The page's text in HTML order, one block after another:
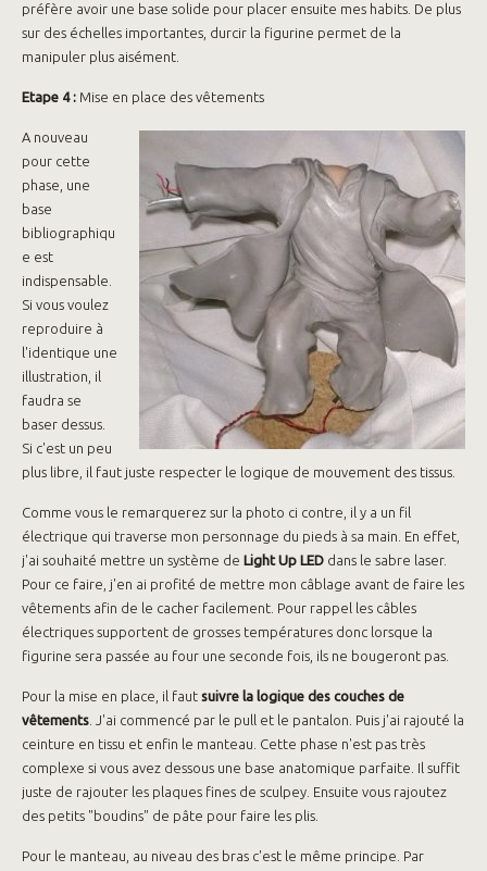
préfère avoir une base solide pour placer ensuite mes habits. De plus
sur des échelles importantes, durcir la figurine permet de la
manipuler plus aisément.
Etape 4 : Mise en place des vêtements
A nouveau
pour cette
phase, une
base
bibliographiqu
e est
indispensable.
Si vous voulez
reproduire à
l'identique une
illustration, il
faudra se
baser dessus.
Si c'est un peu
plus libre, il faut juste respecter le logique de mouvement des tissus.
Comme vous le remarquerez sur la photo ci contre, il y a un fil
électrique qui traverse mon personnage du pieds à sa main. En effet,
j'ai souhaité mettre un système de Light Up LED dans le sabre laser.
Pour ce faire, j'en ai profité de mettre mon câblage avant de faire les
vêtements afin de le cacher facilement. Pour rappel les câbles
électriques supportent de grosses températures donc lorsque la
figurine sera passée au four une seconde fois, ils ne bougeront pas.
Pour la mise en place, il faut suivre la logique des couches de
vêtements . J'ai commencé par le pull et le pantalon. Puis j'ai rajouté la
ceinture en tissu et enfin le manteau. Cette phase n'est pas très
complexe si vous avez dessous une base anatomique parfaite. Il suffit
juste de rajouter les plaques fines de sculpey. Ensuite vous rajoutez
des petits "boudins" de pâte pour faire les plis.
Pour le manteau, au niveau des bras c'est le même principe. Par